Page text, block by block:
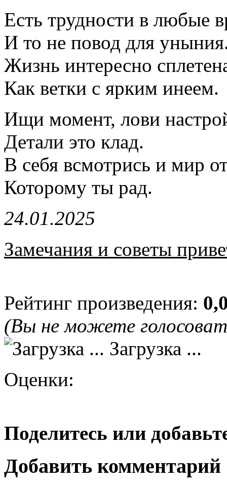
Есть трудности в любые
И то не повод для
Жизнь интересно
Как ветки с ярким инеем.
Ищи момент, лови
Детали это клад.
В себя всмотрись и мир
Которому ты рад.
24.01.2025
Замечания и советы
Рейтинг произведения:
(Вы не можете
Загрузка ...
Оценки:
Поделитесь или
Добавить комментарий